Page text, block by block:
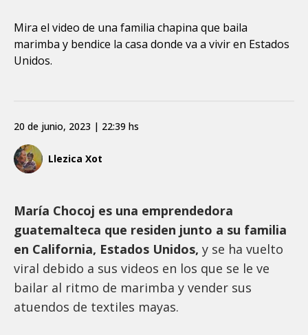
Mira el video de una familia chapina que baila
marimba y bendice la casa donde va a vivir en Estados
Unidos.
Llezica Xot
20 de junio, 2023 | 22:39 hs
María Chocoj es una emprendedora
guatemalteca que residen junto a su familia
en California, Estados Unidos, y se ha vuelto
viral debido a sus videos en los que se le ve
bailar al ritmo de marimba y vender sus
atuendos de textiles mayas.